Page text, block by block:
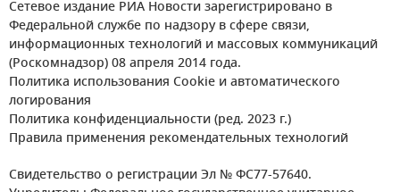
Сетевое издание РИА Новости зарегистрировано в
Федеральной службе по надзору в сфере связи,
информационных технологий и массовых коммуникаций
(Роскомнадзор) 08 апреля 2014 года.
Политика использования Cookie и автоматического
логирования
Политика конфиденциальности (ред. 2023 г.)
Правила применения рекомендательных технологий
Свидетельство о регистрации Эл № ФС77-57640.